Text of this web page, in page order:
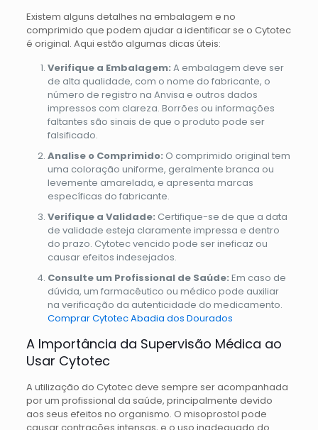
Existem alguns detalhes na embalagem e no
comprimido que podem ajudar a identificar se o Cytotec
é original. Aqui estão algumas dicas úteis:
Verifique a Embalagem: A embalagem deve ser
de alta qualidade, com o nome do fabricante, o
número de registro na Anvisa e outros dados
impressos com clareza. Borrões ou informações
faltantes são sinais de que o produto pode ser
falsificado.
Analise o Comprimido: O comprimido original tem
uma coloração uniforme, geralmente branca ou
levemente amarelada, e apresenta marcas
específicas do fabricante.
Verifique a Validade: Certifique-se de que a data
de validade esteja claramente impressa e dentro
do prazo. Cytotec vencido pode ser ineficaz ou
causar efeitos indesejados.
Consulte um Profissional de Saúde: Em caso de
dúvida, um farmacêutico ou médico pode auxiliar
na verificação da autenticidade do medicamento.
Comprar Cytotec Abadia dos Dourados
A Importância da Supervisão Médica ao
Usar Cytotec
A utilização do Cytotec deve sempre ser acompanhada
por um profissional da saúde, principalmente devido
aos seus efeitos no organismo. O misoprostol pode